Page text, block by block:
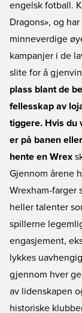
engelsk fotball.
Dragons», og
minneverdige
kampanjer i de
slite for å
plass blant de
fellesskap av
tiggere. Hvis du
er på banen
hente en Wrex
Gjennom årene
Wrexham-farger
heller talenter
spillerne
engasjement,
lykkes
gjennom hver
av lidenskapen
historiske